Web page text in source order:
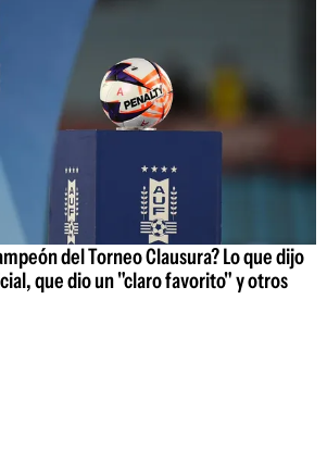
del Torneo Clausura? Lo que dijo
que dio un "claro favorito" y otros